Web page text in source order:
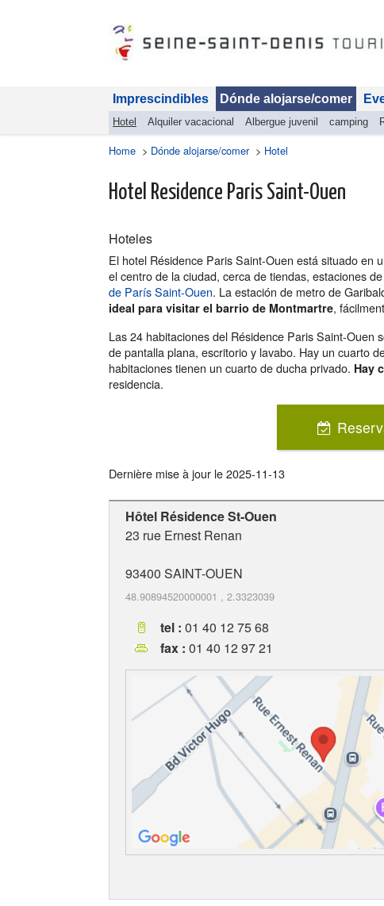
Imprescindibles Dónde alojarse/comer
Hotel Alquiler vacacional Albergue juvenil camping
Home > Dónde alojarse/comer> Hotel
Hotel Residence Paris Saint-Ouen
Hoteles
El hotel Résidence Paris Saint-Ouen está situado en
el centro de la ciudad, cerca de tiendas, estaciones
de París Saint-Ouen. La estación de metro de
ideal para visitar el barrio de Montmartre,
Las 24 habitaciones del Résidence Paris Saint-Ouen
de pantalla plana, escritorio y lavabo. Hay un cuarto
habitaciones tienen un cuarto de ducha privado. Hay
residencia.
Dernière mise à jour le2025-11-13
Hôtel Résidence St-Ouen
23 rue Ernest Renan
93400 SAINT-OUEN
48.90894520000001 , 2.3323039
tel : 01 40 12 75 68
fax : 01 40 12 97 21